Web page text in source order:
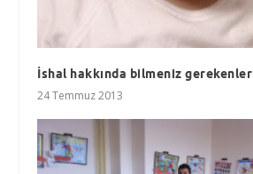
İshal hakkında bilmeniz gerekenler
24 Temmuz 2013